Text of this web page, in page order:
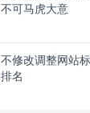
不可马虎大意
不修改调整网站
排名